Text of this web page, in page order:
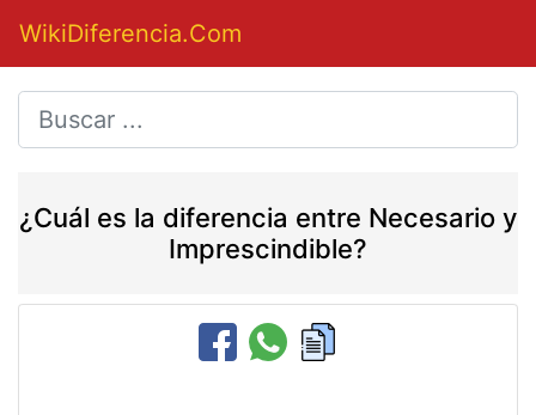
WikiDiferencia.Com
¿Cuál es la diferencia entre Necesario y
Imprescindible?